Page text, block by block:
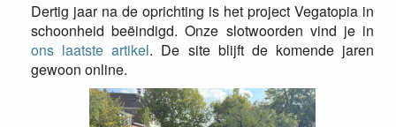
Dertig jaar na de oprichting is het project Vegatopia in
schoonheid beëindigd. Onze slotwoorden vind je in
ons laatste artikel. De site blijft de komende jaren
gewoon online.